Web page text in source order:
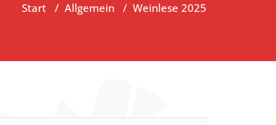
Start / Allgemein / Weinlese 2025